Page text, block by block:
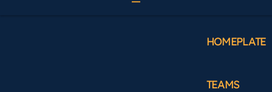
HOMEPLATE
TEAMS